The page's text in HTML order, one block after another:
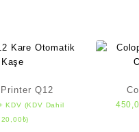
Q12
KDV (KDV Dahil
₺)